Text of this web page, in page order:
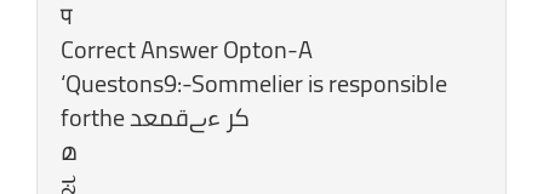
प
Correct Answer Opton-A
‘Questons9:-Sommelier is responsible
മ